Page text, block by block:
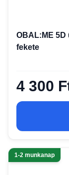
OBAL:ME 5D
fekete
4 300
1-2 munkanap